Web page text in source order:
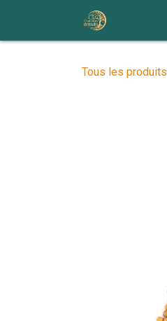
Se rendre au contenu
Tous les produits